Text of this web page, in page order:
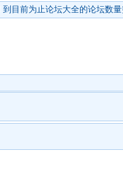
到目前为止论坛大全的论坛数